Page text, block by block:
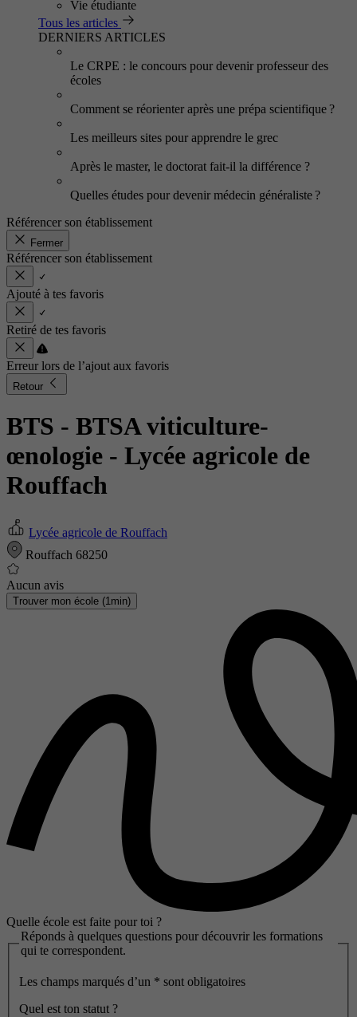
Vie étudiante
Tous les articles
DERNIERS ARTICLES
Le CRPE : le concours pour devenir professeur des
écoles
Comment se réorienter après une prépa scientifique ?
Les meilleurs sites pour apprendre le grec
Après le master, le doctorat fait-il la différence ?
Quelles études pour devenir médecin généraliste ?
Référencer son établissement
Fermer
Référencer son établissement
Ajouté à tes favoris
Retiré de tes favoris
Erreur lors de l’ajout aux favoris
Retour
BTS - BTSA viticulture-
œnologie - Lycée agricole de
Rouffach
Lycée agricole de Rouffach
Rouffach 68250
Aucun avis
Trouver mon école (1min)
Quelle école est faite pour toi ?
Réponds à quelques questions pour découvrir les formations
qui te correspondent.
Les champs marqués d’un * sont obligatoires
Quel est ton statut ?